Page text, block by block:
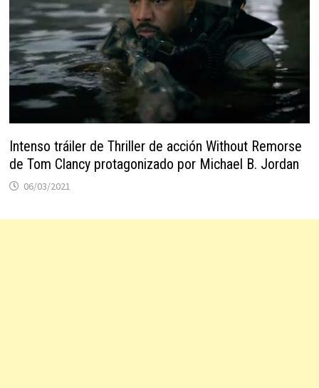
Intenso tráiler de Thriller de acción Without Remorse
de Tom Clancy protagonizado por Michael B. Jordan
06/03/2021